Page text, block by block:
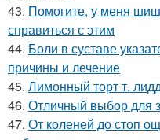
43. Помогите, у меня
справиться с этим
44. Боли в суставе
причины и лечение
45. Лимонный торт т.
46. Отличный выбор для
47. От коленей до стоп